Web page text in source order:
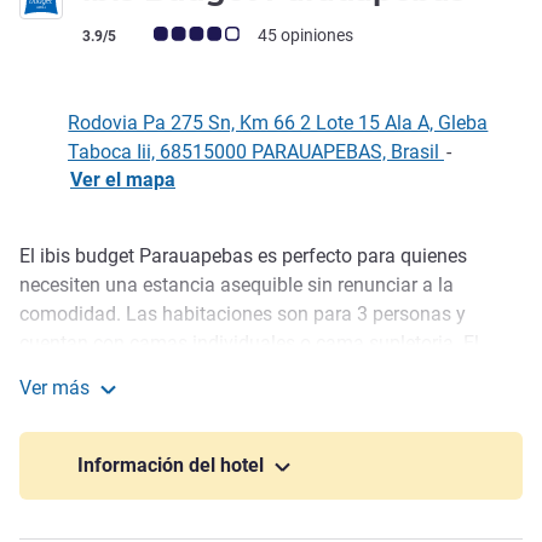
Nota de clientes de Avis (Clasificación de ALL)
3.9/5 45 opiniones
Rodovia Pa 275 Sn, Km 66 2 Lote 15 Ala A, Gleba
Taboca Iii, 68515000 PARAUAPEBAS, Brasil -
Ver el mapa
Descripción
El ibis budget Parauapebas es perfecto para quienes
necesiten una estancia asequible sin renunciar a la
comodidad. Las habitaciones son para 3 personas y
tienda encontrará más opciones de comida y cuidado
personal. El hotel también tiene centro de negocios y
aparcamiento. Se admiten perros por un suplemento.
hacer ecotours, visite el bosque nacional de Carajás, a 13
Ver más
Información del hotel